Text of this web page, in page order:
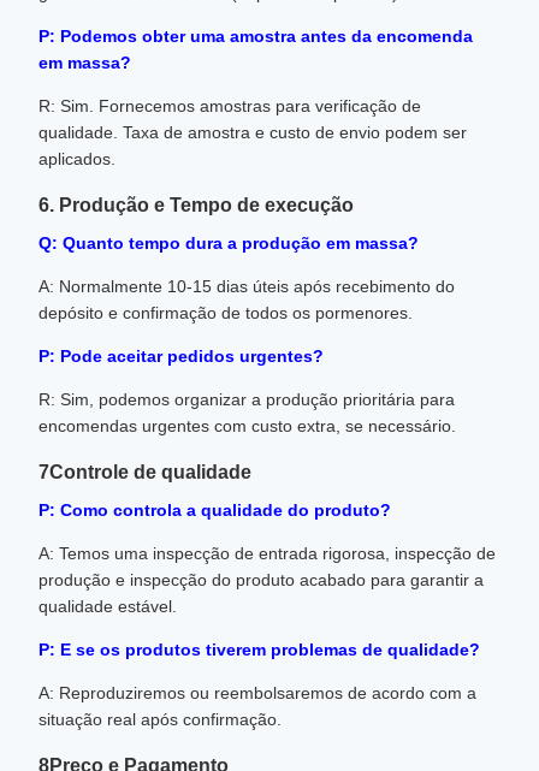
P: Podemos obter uma amostra antes da encomenda
em massa?
R: Sim. Fornecemos amostras para verificação de
qualidade. Taxa de amostra e custo de envio podem ser
aplicados.
6. Produção e Tempo de execução
Q: Quanto tempo dura a produção em massa?
A: Normalmente 10-15 dias úteis após recebimento do
depósito e confirmação de todos os pormenores.
P: Pode aceitar pedidos urgentes?
R: Sim, podemos organizar a produção prioritária para
encomendas urgentes com custo extra, se necessário.
7Controle de qualidade
P: Como controla a qualidade do produto?
A: Temos uma inspecção de entrada rigorosa, inspecção de
produção e inspecção do produto acabado para garantir a
qualidade estável.
P: E se os produtos tiverem problemas de qualidade?
A: Reproduziremos ou reembolsaremos de acordo com a
situação real após confirmação.
8Preço e Pagamento